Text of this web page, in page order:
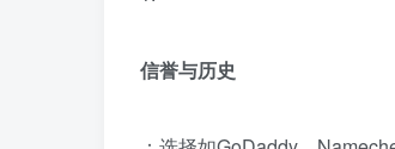
信誉与历史